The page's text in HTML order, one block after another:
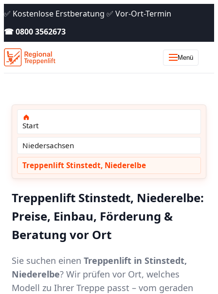
✅ Kostenlose Erstberatung ✅ Vor-Ort-Termin
☎ 0800 3562673
Menü
Start
Niedersachsen
Treppenlift Stinstedt, Niederelbe
Treppenlift Stinstedt, Niederelbe:
Preise, Einbau, Förderung &
Beratung vor Ort
Sie suchen einen Treppenlift in Stinstedt,
Niederelbe? Wir prüfen vor Ort, welches
Modell zu Ihrer Treppe passt – vom geraden